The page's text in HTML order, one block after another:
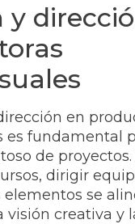
y
en
es fundamental
de
dirigir
se
visión creativa y